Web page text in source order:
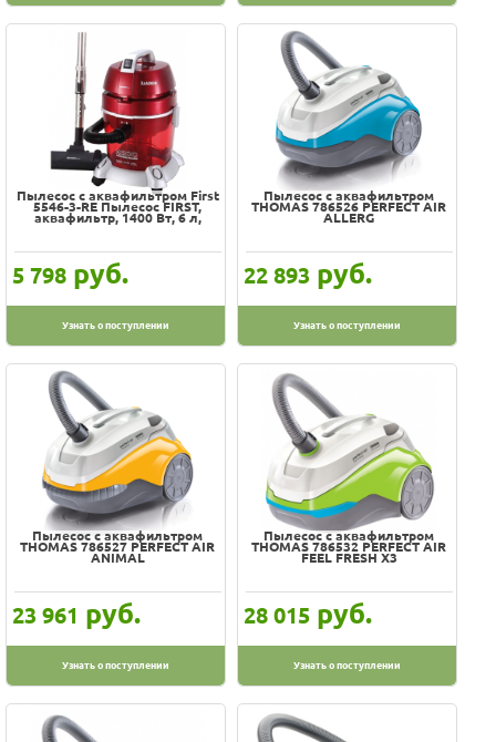
Пылесос с аквафильтром First
5546-3-RE Пылесос FIRST,
аквафильтр, 1400 Вт, 6 л,
5 798 руб.
Узнать о поступлении
Пылесос с аквафильтром
THOMAS 786526 PERFECT AIR
ALLERG
22 893 руб.
Узнать о поступлении
Пылесос с аквафильтром
THOMAS 786527 PERFECT AIR
ANIMAL
23 961 руб.
Узнать о поступлении
Пылесос с аквафильтром
THOMAS 786532 PERFECT AIR
FEEL FRESH X3
28 015 руб.
Узнать о поступлении